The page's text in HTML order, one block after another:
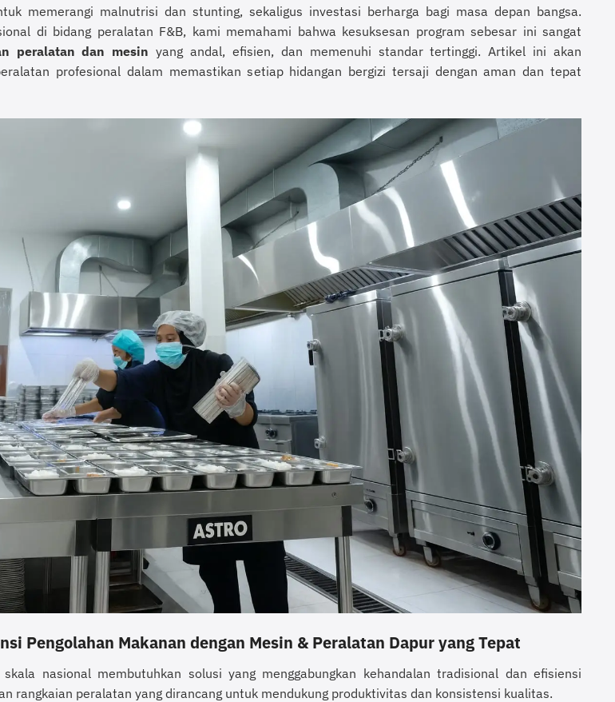
memerangi malnutrisi dan stunting, sekaligus investasi berharga bagi masa depan bangsa.
di bidang peralatan F&B, kami memahami bahwa kesuksesan program sebesar ini sangat
peralatan dan mesin yang andal, efisien, dan memenuhi standar tertinggi. Artikel ini akan
profesional dalam memastikan setiap hidangan bergizi tersaji dengan aman dan tepat
Pengolahan Makanan dengan Mesin & Peralatan Dapur yang Tepat
nasional membutuhkan solusi yang menggabungkan kehandalan tradisional dan efisiensi
rangkaian peralatan yang dirancang untuk mendukung produktivitas dan konsistensi kualitas.